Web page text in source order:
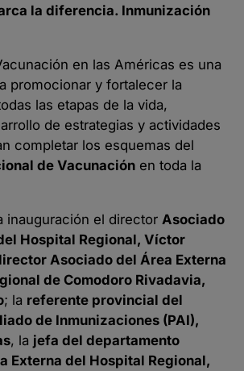
la diferencia. Inmunización
en las Américas es una
promocionar y fortalecer la
las etapas de la vida,
de estrategias y actividades
completar los esquemas del
de Vacunación en toda la
inauguración el director Asociado
Hospital Regional, Víctor
Asociado del Área Externa
de Comodoro Rivadavia,
; la referente provincial del
de Inmunizaciones (PAI),
, la jefa del departamento
Externa del Hospital Regional,